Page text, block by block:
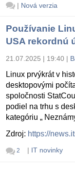
| Nová verzia
Používanie
USA rekordnú
21.07.2025 | 19:40 |
Linux prvýkrát v
desktopovými
spoločnosti
podiel na trhu s
kategóriu „
Zdroj: https://
2 | IT novinky